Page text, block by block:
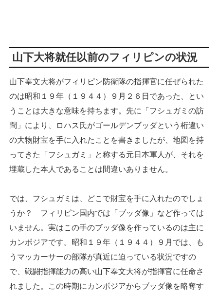
山下大将就任以前のフィリピンの状況
山下奉文大将がフィリピン防衛隊の指揮官に任ぜられた
のは昭和１９年（１９４４）９月２６日であった、とい
うことは大きな意味を持ちます。先に「フシュガミの訪
問」により、ロハス氏がゴールデンブッダという桁違い
の大物財宝を手に入れたことを書きましたが、地図を持
ってきた「フシュガミ」と称する元日本軍人が、それを
埋蔵した本人であることは間違いありません。
では、フシュガミは、どこで財宝を手に入れたのでしょ
うか？ フィリピン国内では「ブッダ像」など作っては
いません。実はこの手のブッダ像を作っているのは主に
カンボジアです。昭和１９年（１９４４）９月では、も
うマッカーサーの部隊が真近に迫っている状況ですの
で、戦闘指揮能力の高い山下奉文大将が指揮官に任命さ
れました。この時期にカンボジアからブッダ像を略奪す